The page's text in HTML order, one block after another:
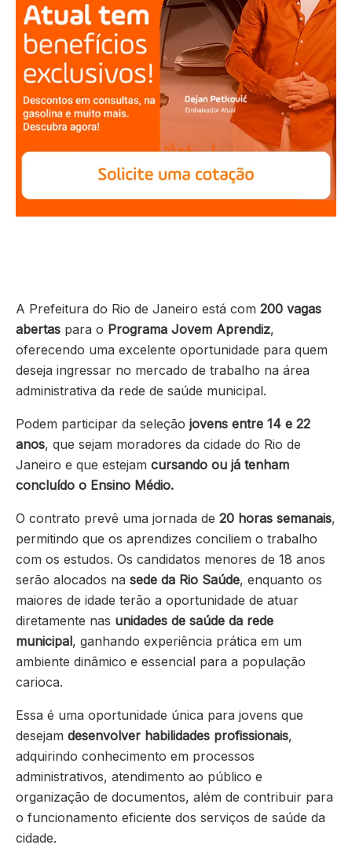
A Prefeitura do Rio de Janeiro está com 200 vagas
abertas para o Programa Jovem Aprendiz,
oferecendo uma excelente oportunidade para quem
deseja ingressar no mercado de trabalho na área
administrativa da rede de saúde municipal.
Podem participar da seleção jovens entre 14 e 22
anos, que sejam moradores da cidade do Rio de
Janeiro e que estejam cursando ou já tenham
concluído o Ensino Médio.
O contrato prevê uma jornada de 20 horas semanais,
permitindo que os aprendizes conciliem o trabalho
com os estudos. Os candidatos menores de 18 anos
serão alocados na sede da Rio Saúde, enquanto os
maiores de idade terão a oportunidade de atuar
diretamente nas unidades de saúde da rede
municipal, ganhando experiência prática em um
ambiente dinâmico e essencial para a população
carioca.
Essa é uma oportunidade única para jovens que
desejam desenvolver habilidades profissionais,
adquirindo conhecimento em processos
administrativos, atendimento ao público e
organização de documentos, além de contribuir para
o funcionamento eficiente dos serviços de saúde da
cidade.